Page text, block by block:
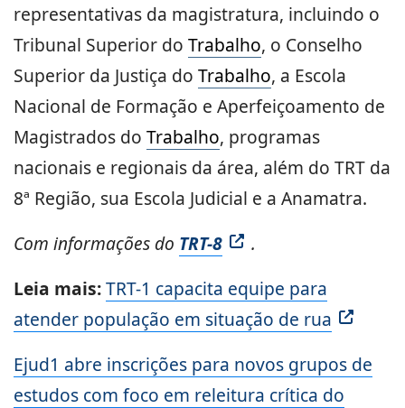
representativas da magistratura, incluindo o
Tribunal Superior do Trabalho, o Conselho
Superior da Justiça do Trabalho, a Escola
Nacional de Formação e Aperfeiçoamento de
Magistrados do Trabalho, programas
nacionais e regionais da área, além do TRT da
8ª Região, sua Escola Judicial e a Anamatra.
Com informações do TRT-8
.
Leia mais:TRT-1 capacita equipe para
atender população em situação de rua
Ejud1 abre inscrições para novos grupos de
estudos com foco em releitura crítica do